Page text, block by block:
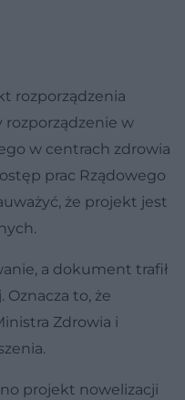
rozporządzenia
rozporządzenie w
w centrach zdrowia
prac Rządowego
że projekt jest
a dokument trafił
Oznacza to, że
Zdrowia i
projekt nowelizacji